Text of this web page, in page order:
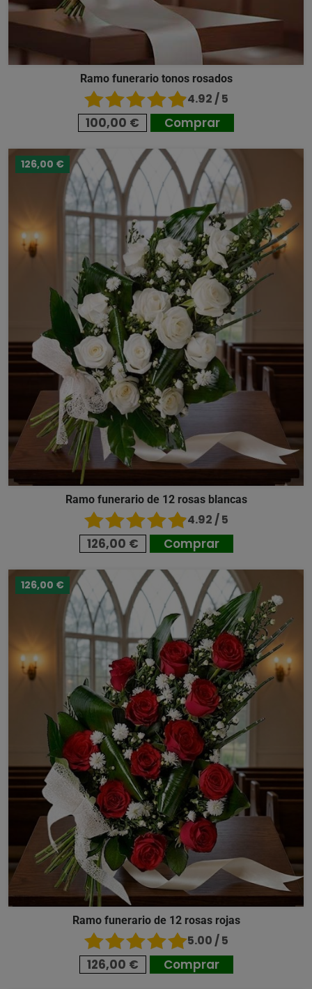
Ramo funerario tonos rosados
4.92 / 5
100,00 € Comprar
126,00 €
Ramo funerario de 12 rosas blancas
4.92 / 5
126,00 € Comprar
126,00 €
Ramo funerario de 12 rosas rojas
5.00 / 5
126,00 € Comprar